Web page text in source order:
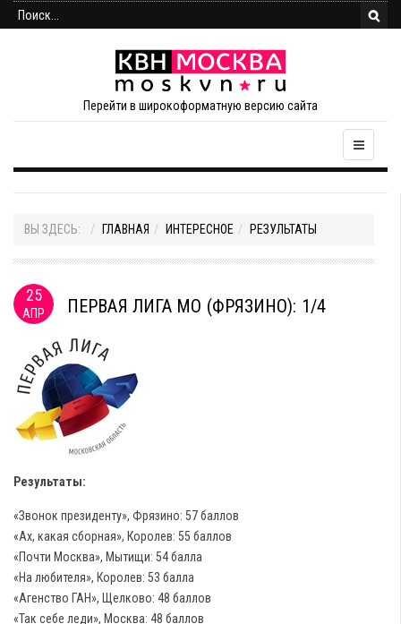
Перейти в широкоформатную версию сайта
ВЫ ЗДЕСЬ: ГЛАВНАЯ ИНТЕРЕСНОЕ РЕЗУЛЬТАТЫ
25
АПР ПЕРВАЯ ЛИГА МО (ФРЯЗИНО): 1/4
Результаты:
«Звонок президенту», Фрязино: 57 баллов
«Ах, какая сборная», Королев: 55 баллов
«Почти Москва», Мытищи: 54 балла
«На любителя», Королев: 53 балла
«Агенство ГАН», Щелково: 48 баллов
«Так себе леди», Москва: 48 баллов